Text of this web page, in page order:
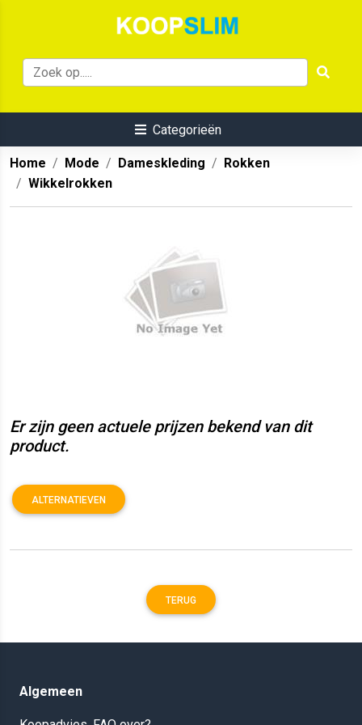
Categorieën
Home Mode Dameskleding
Rokken
Wikkelrokken
Er zijn geen actuele prijzen bekend van dit
product.
ALTERNATIEVEN
TERUG
Algemeen